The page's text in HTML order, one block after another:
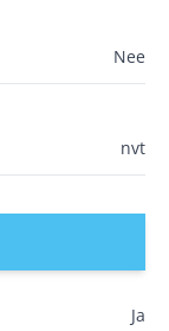
Nee
nvt
Ja